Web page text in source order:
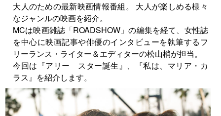
大人のための最新映画情報番組。 大人が楽しめる様々
なジャンルの映画を紹介。
MCは映画雑誌「ROADSHOW」の編集を経て、女性誌
を中心に映画記事や俳優のインタビューを執筆するフ
リーランス・ライター＆エディターの松山梢が担当。
今回は『アリー スター誕生』、『私は、マリア・カ
ラス』を紹介します。